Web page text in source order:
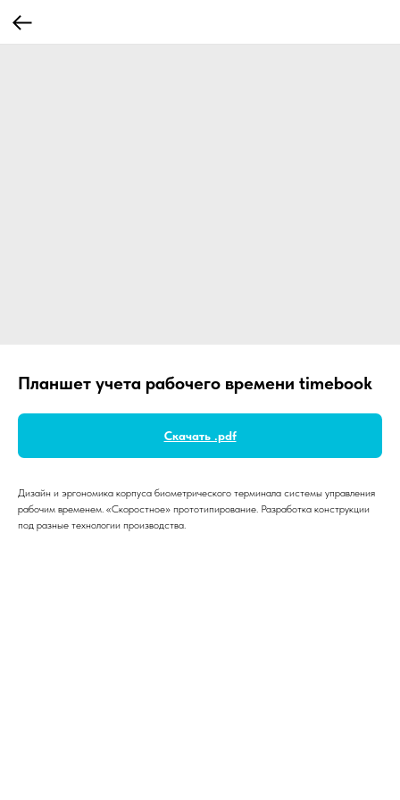
Планшет учета рабочего времени timebook
Скачать .pdf
Дизайн и эргономика корпуса биометрического терминала системы управления
рабочим временем. «Скоростное» прототипирование. Разработка конструкции
под разные технологии производства.